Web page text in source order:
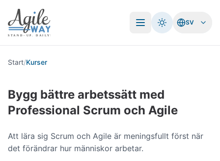
Öppna meny
SV
Start/Kurser
Bygg bättre arbetssätt med
Professional Scrum och Agile
Att lära sig Scrum och Agile är meningsfullt först när
det förändrar hur människor arbetar.